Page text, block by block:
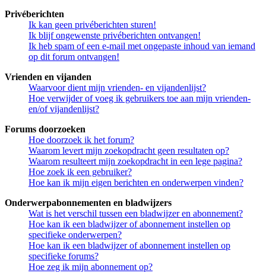
Privéberichten
Ik kan geen privéberichten sturen!
Ik blijf ongewenste privéberichten ontvangen!
Ik heb spam of een e-mail met ongepaste inhoud van iemand
op dit forum ontvangen!
Vrienden en vijanden
Waarvoor dient mijn vrienden- en vijandenlijst?
Hoe verwijder of voeg ik gebruikers toe aan mijn vrienden-
en/of vijandenlijst?
Forums doorzoeken
Hoe doorzoek ik het forum?
Waarom levert mijn zoekopdracht geen resultaten op?
Waarom resulteert mijn zoekopdracht in een lege pagina?
Hoe zoek ik een gebruiker?
Hoe kan ik mijn eigen berichten en onderwerpen vinden?
Onderwerpabonnementen en bladwijzers
Wat is het verschil tussen een bladwijzer en abonnement?
Hoe kan ik een bladwijzer of abonnement instellen op
specifieke onderwerpen?
Hoe kan ik een bladwijzer of abonnement instellen op
specifieke forums?
Hoe zeg ik mijn abonnement op?